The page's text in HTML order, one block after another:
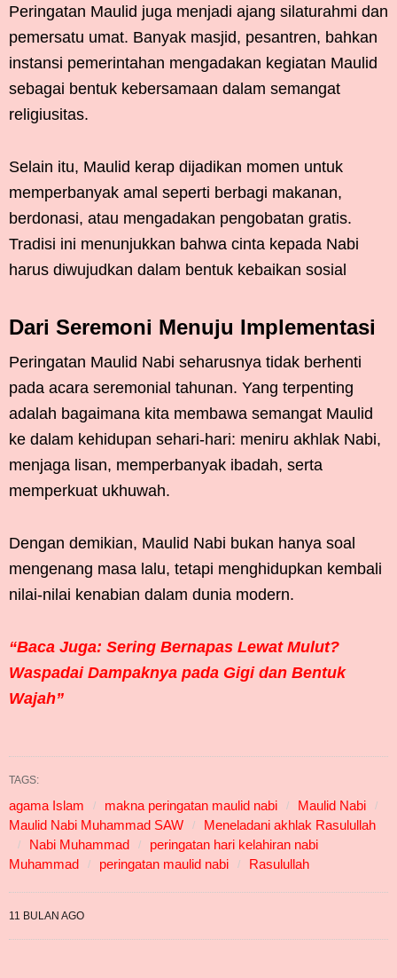
Peringatan Maulid juga menjadi ajang silaturahmi dan
pemersatu umat. Banyak masjid, pesantren, bahkan
instansi pemerintahan mengadakan kegiatan Maulid
sebagai bentuk kebersamaan dalam semangat
religiusitas.
Selain itu, Maulid kerap dijadikan momen untuk
memperbanyak amal seperti berbagi makanan,
berdonasi, atau mengadakan pengobatan gratis.
Tradisi ini menunjukkan bahwa cinta kepada Nabi
harus diwujudkan dalam bentuk kebaikan sosial
Dari Seremoni Menuju Implementasi
Peringatan Maulid Nabi seharusnya tidak berhenti
pada acara seremonial tahunan. Yang terpenting
adalah bagaimana kita membawa semangat Maulid
ke dalam kehidupan sehari-hari: meniru akhlak Nabi,
menjaga lisan, memperbanyak ibadah, serta
memperkuat ukhuwah.
Dengan demikian, Maulid Nabi bukan hanya soal
mengenang masa lalu, tetapi menghidupkan kembali
nilai-nilai kenabian dalam dunia modern.
“Baca Juga: Sering Bernapas Lewat Mulut?
Waspadai Dampaknya pada Gigi dan Bentuk
Wajah”
TAGS:
agama Islam makna peringatan maulid nabi
Maulid Nabi
Maulid Nabi Muhammad SAW
Meneladani akhlak Rasulullah
Nabi Muhammad
peringatan hari kelahiran nabi
Muhammad
peringatan maulid nabi Rasulullah
11 BULAN AGO